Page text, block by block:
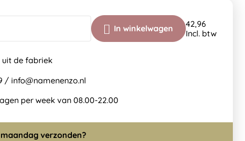
In winkelwagen
42,96
Incl. btw
uit de fabriek
/ info@namenenzo.nl
per week van 08.00-22.00
maandag verzonden?